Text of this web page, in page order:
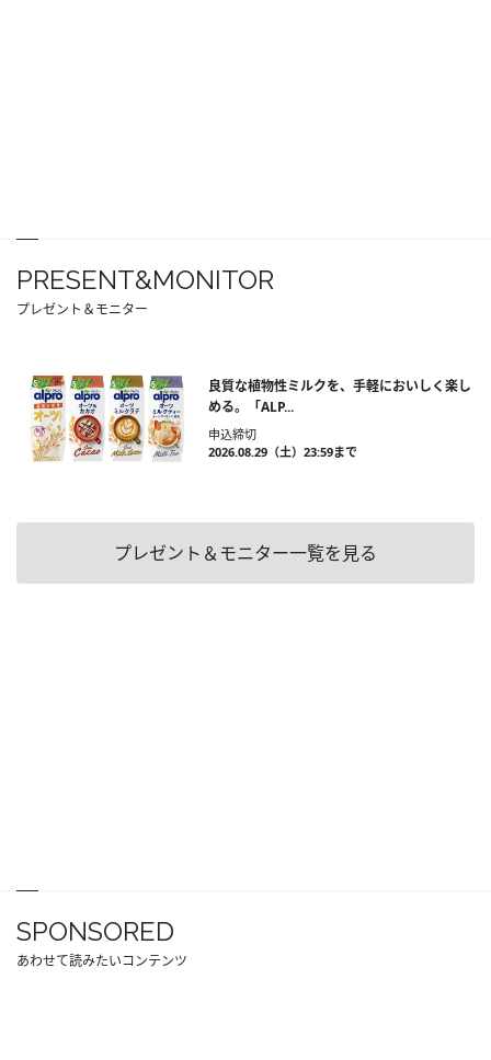
PRESENT&MONITOR
プレゼント＆モニター
良質な植物性ミルクを、手軽においしく楽し
める。「ALP...
申込締切
2026.08.29（土）23:59まで
プレゼント＆モニター一覧を見る
SPONSORED
あわせて読みたいコンテンツ